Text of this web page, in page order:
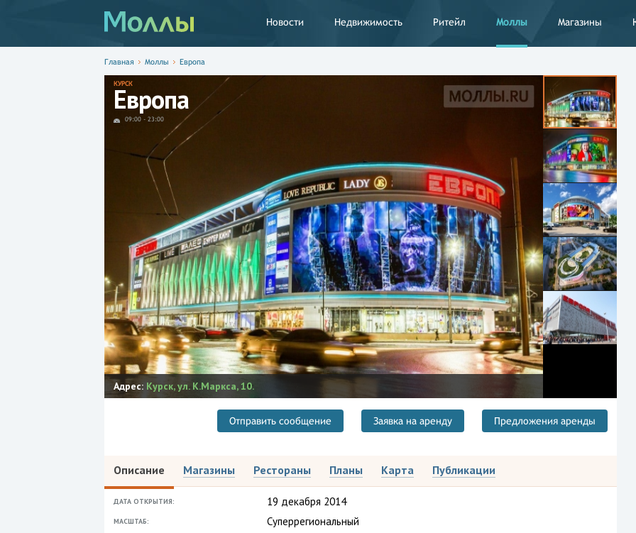
Новости Недвижимость Ритейл Моллы Магазины
Главная Моллы Европа
КУРСК
Европа
09:00- 23:00
Адрес: Курск,ул. К.Маркса, 10.
Отправить сообщение Заявка на аренду Предложения аренды
Описание Магазины Рестораны Планы Карта Публикации
ДАТА ОТКРЫТИЯ: 19 декабря 2014
МАСШТАБ: Суперрегиональный